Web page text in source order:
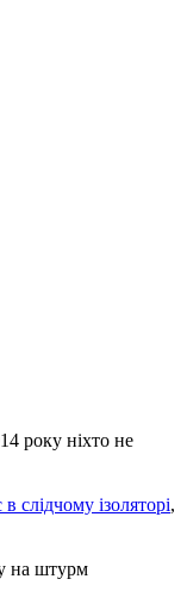
року ніхто не
слідчому ізоляторі,
на штурм